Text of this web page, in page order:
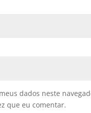
dados neste
que eu comentar.